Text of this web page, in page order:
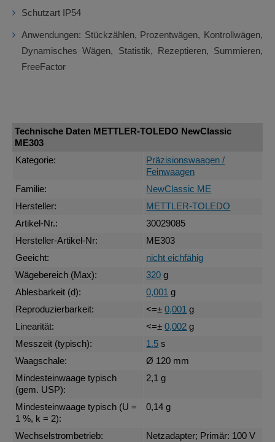
Schutzart IP54
Anwendungen: Stückzählen, Prozentwägen, Kontrollwägen,
Dynamisches Wägen, Statistik, Rezeptieren, Summieren,
FreeFactor
Technische Daten METTLER-TOLEDO NewClassic
ME303
Kategorie:
Präzisionswaagen /
Feinwaagen
Familie:
NewClassic ME
Hersteller:
METTLER-TOLEDO
Artikel-Nr.:
30029085
Hersteller-Artikel-Nr:
ME303
Geeicht:
nicht eichfähig
Wägebereich (Max):
320 g
Ablesbarkeit (d):
0,001 g
Reproduzierbarkeit:
<=±0,001 g
Linearität:
<=±0,002 g
Messzeit (typisch):
1.5 s
Waagschale:
Ø 120 mm
Mindesteinwaage typisch
(gem. USP):
2,1 g
Mindesteinwaage typisch (U =
1 %, k = 2):
0,14 g
Wechselstrombetrieb:
Netzadapter; Primär: 100 V